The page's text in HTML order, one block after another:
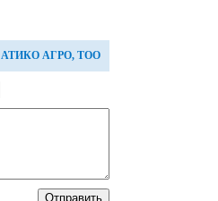
АТИКО АГРО, ТОО